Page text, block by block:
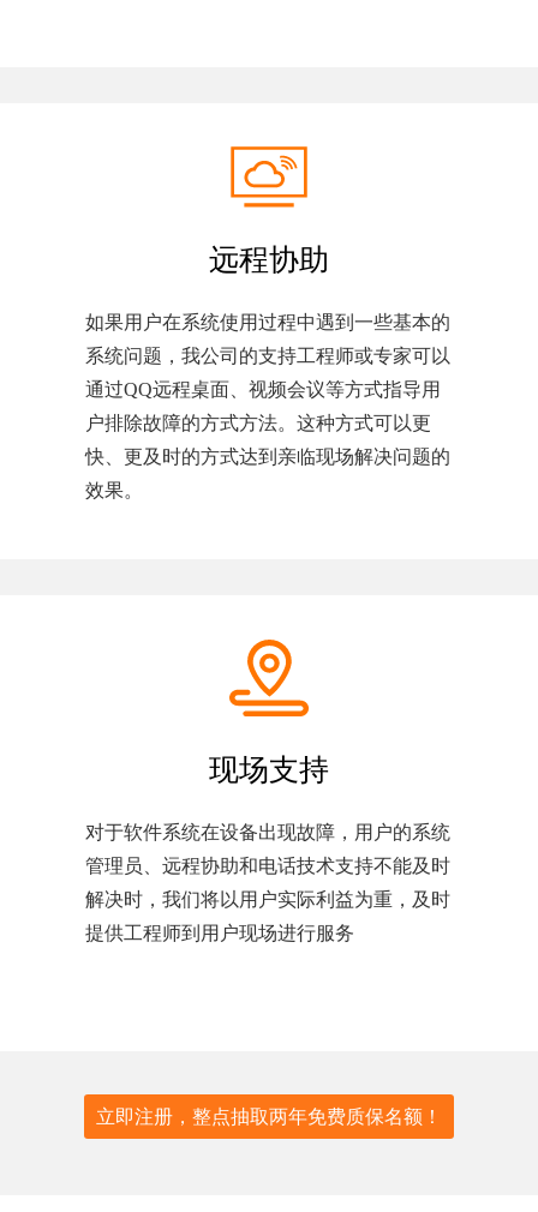
远程协助
如果用户在系统使用过程中遇到一些基本的
系统问题，我公司的支持工程师或专家可以
通过QQ远程桌面、视频会议等方式指导用
户排除故障的方式方法。这种方式可以更
快、更及时的方式达到亲临现场解决问题的
效果。
现场支持
对于软件系统在设备出现故障，用户的系统
管理员、远程协助和电话技术支持不能及时
解决时，我们将以用户实际利益为重，及时
提供工程师到用户现场进行服务
立即注册，整点抽取两年免费质保名额！